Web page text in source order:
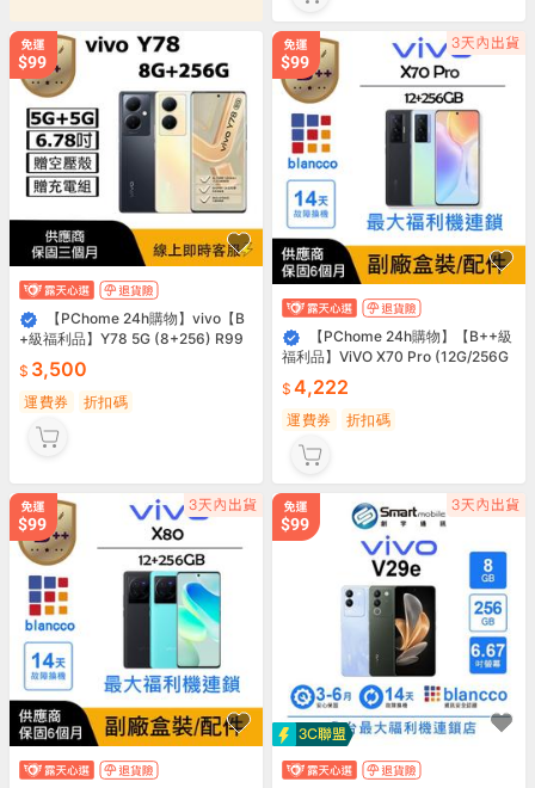
【PChome 24h購物】vivo【B
+級福利品】Y78 5G (8+256) R99
3,500
運費券 折扣碼
【PChome 24h購物】【B++級
福利品】ViVO X70 Pro (12G/256G
4,222
運費券 折扣碼